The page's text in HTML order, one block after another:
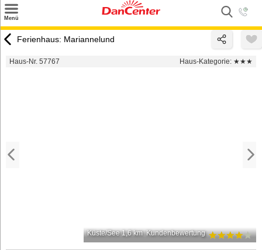
Menü
Urlaubsziele
Ferienhaus: Mariannelund
Haus-Nr. 57767 Haus-Kategorie: ★★★
Küste/See 1,6 km Kundenbewertung